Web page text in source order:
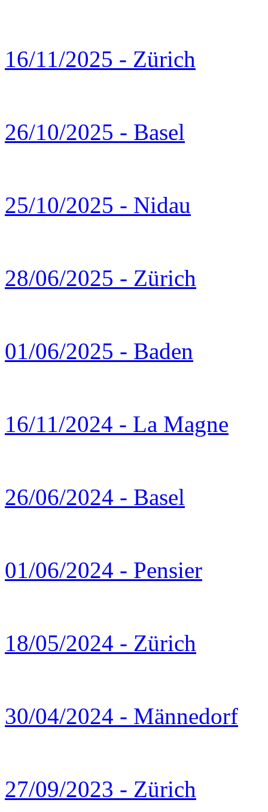
16/11/2025 - Zürich
26/10/2025 - Basel
25/10/2025 - Nidau
28/06/2025 - Zürich
01/06/2025 - Baden
16/11/2024 - La Magne
26/06/2024 - Basel
01/06/2024 - Pensier
18/05/2024 - Zürich
30/04/2024 - Männedorf
27/09/2023 - Zürich